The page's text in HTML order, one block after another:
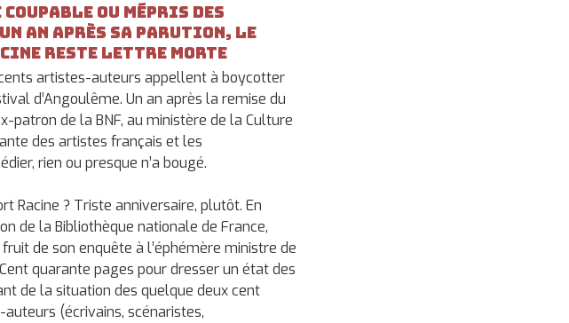
ou mépris des
an après sa parution, le
reste lettre morte
artistes-auteurs appellent à boycotter
d’Angoulême. Un an après la remise du
patron de la BNF, au ministère de la Culture
des artistes français et les
rien ou presque n’a bougé.
Racine ? Triste anniversaire, plutôt. En
de la Bibliothèque nationale de France,
de son enquête à l’éphémère ministre de
quarante pages pour dresser un état des
de la situation des quelque deux cent
(écrivains, scénaristes,